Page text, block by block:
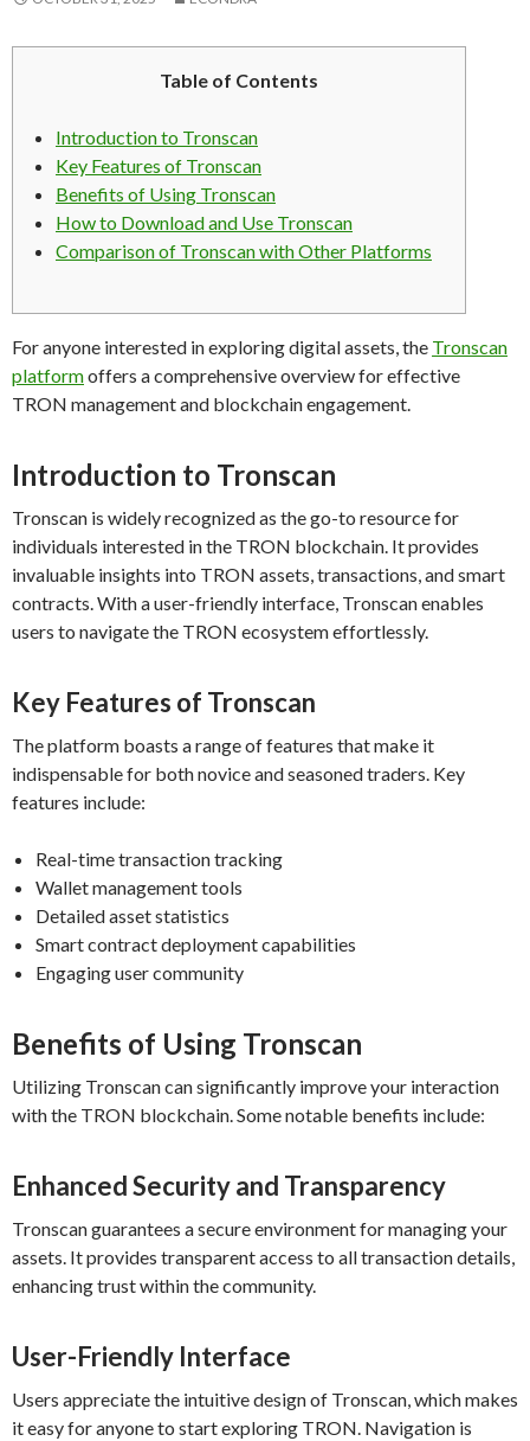
Table of Contents
Introduction to Tronscan
Key Features of Tronscan
Benefits of Using Tronscan
How to Download and Use Tronscan
Comparison of Tronscan with Other Platforms
For anyone interested in exploring digital assets, the Tronscan
platformoffers a comprehensive overview for effective
TRON management and blockchain engagement.
Introduction to Tronscan
Tronscan is widely recognized as the go-to resource for
individuals interested in the TRON blockchain. It provides
invaluable insights into TRON assets, transactions, and smart
contracts. With a user-friendly interface, Tronscan enables
users to navigate the TRON ecosystem effortlessly.
Key Features of Tronscan
The platform boasts a range of features that make it
indispensable for both novice and seasoned traders. Key
features include:
Real-time transaction tracking
Wallet management tools
Detailed asset statistics
Smart contract deployment capabilities
Engaging user community
Benefits of Using Tronscan
Utilizing Tronscan can significantly improve your interaction
with the TRON blockchain. Some notable benefits include:
Enhanced Security and Transparency
Tronscan guarantees a secure environment for managing your
assets. It provides transparent access to all transaction details,
enhancing trust within the community.
User-Friendly Interface
Users appreciate the intuitive design of Tronscan, which makes
it easy for anyone to start exploring TRON. Navigation is